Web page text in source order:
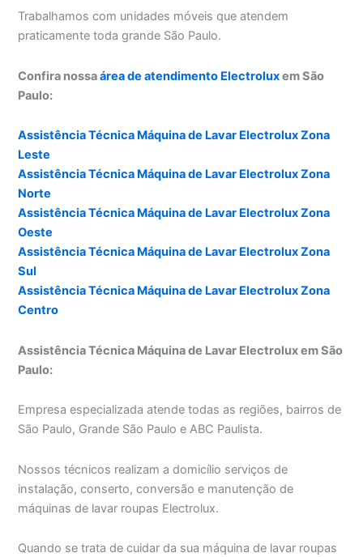
Trabalhamos com unidades móveis que atendem
praticamente toda grande São Paulo.
Confira nossaárea de atendimento Electroluxem São
Paulo:
Assistência Técnica Máquina de Lavar Electrolux Zona
Leste
Assistência Técnica Máquina de Lavar Electrolux Zona
Norte
Assistência Técnica Máquina de Lavar Electrolux Zona
Oeste
Assistência Técnica Máquina de Lavar Electrolux Zona
Sul
Assistência Técnica Máquina de Lavar Electrolux Zona
Centro
Assistência Técnica Máquina de Lavar Electrolux em São
Paulo:
Empresa especializada atende todas as regiões, bairros de
São Paulo, Grande São Paulo e ABC Paulista.
Nossos técnicos realizam a domicílio serviços de
instalação, conserto, conversão e manutenção de
máquinas de lavar roupas Electrolux.
Quando se trata de cuidar da sua máquina de lavar roupas